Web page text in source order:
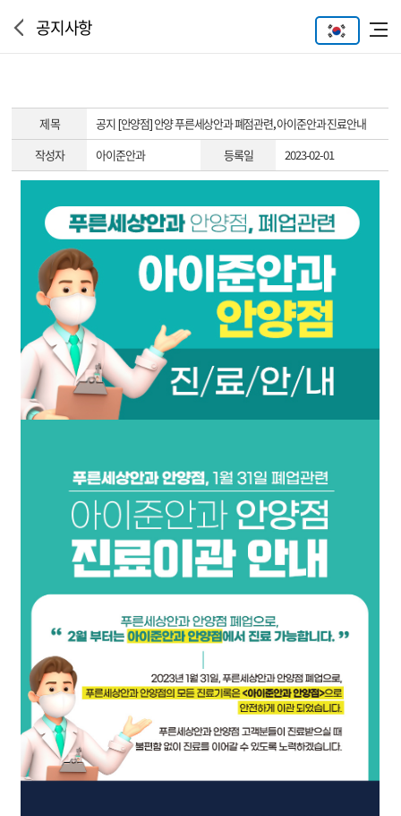
공지사항
제 목 공지[안양점] 안양 푸른세상안과 폐점관련, 아이준안과 진료안내
작성자
아이준안과 등록일 2023-02-01